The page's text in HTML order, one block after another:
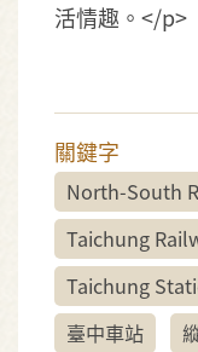
活情趣。</p>
關鍵字
North-South
Taichung
Taichung
臺中車站